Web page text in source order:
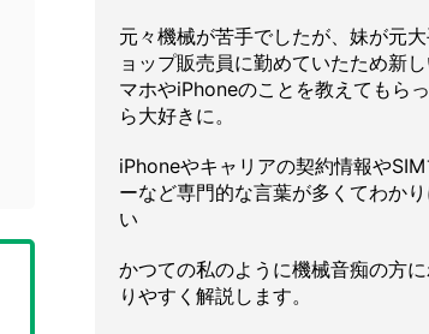
元々機械が苦手でしたが、妹が元
ョップ販売員に勤めていたため新
マホやiPhoneのことを教えてもら
ら大好きに。
iPhoneやキャリアの契約情報やSIM
ーなど専門的な言葉が多くてわかり
い
かつての私のように機械音痴の方
りやすく解説します。